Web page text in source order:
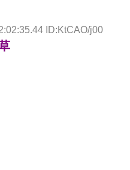
ID:KtCAO/j00